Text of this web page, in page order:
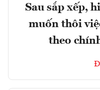
Sau sắp xếp,
muốn thôi
theo